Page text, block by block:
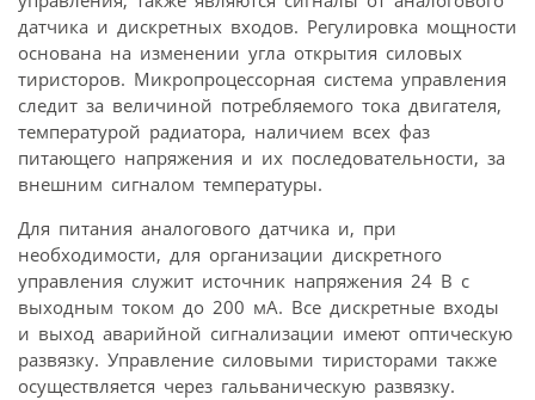
датчика и дискретных входов. Регулировка мощности
основана на изменении угла открытия силовых
тиристоров. Микропроцессорная система управления
следит за величиной потребляемого тока двигателя,
температурой радиатора, наличием всех фаз
питающего напряжения и их последовательности, за
внешним сигналом температуры.
Для питания аналогового датчика и, при
необходимости, для организации дискретного
управления служит источник напряжения 24 В с
выходным током до 200 мА. Все дискретные входы
и выход аварийной сигнализации имеют оптическую
развязку. Управление силовыми тиристорами также
осуществляется через гальваническую развязку.